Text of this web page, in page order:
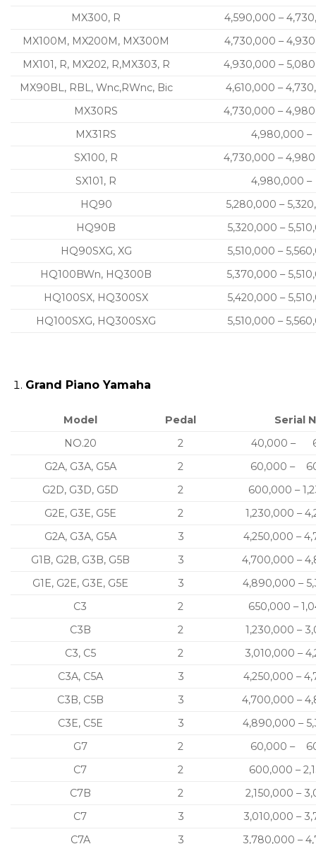
MX300, R
4,590,000 –
MX100M, MX200M, MX300M
4,730,000 –
MX101, R, MX202, R,MX303, R
4,930,000 –
MX90BL, RBL, Wnc,RWnc, Bic
4,610,000 –
MX30RS
4,730,000 –
MX31RS
4,980,000 –
SX100, R
4,730,000 –
SX101, R
4,980,000 –
HQ90
5,280,000 –
HQ90B
5,320,000 –
HQ90SXG, XG
5,510,000 –
HQ100BWn, HQ300B
5,370,000 –
HQ100SX, HQ300SX
5,420,000 –
HQ100SXG, HQ300SXG
5,510,000 –
Grand Piano Yamaha
Model Pedal
Serial
NO.20
2
40,000 –
G2A, G3A, G5A
2
60,000 –
G2D, G3D, G5D
2
600,000 –
G2E, G3E, G5E
2
1,230,000 –
G2A, G3A, G5A
3
4,250,000 –
G1B, G2B, G3B, G5B
3
4,700,000 –
G1E, G2E, G3E, G5E
3
4,890,000 –
C3
2
650,000 –
C3B
2
1,230,000 –
C3, C5
2
3,010,000 –
C3A, C5A
3
4,250,000 –
C3B, C5B
3
4,700,000 –
C3E, C5E
3
4,890,000 –
G7
2
60,000 –
C7
2
600,000 –
C7B
2
2,150,000 –
C7
3
3,010,000 –
C7A
3
3,780,000 –